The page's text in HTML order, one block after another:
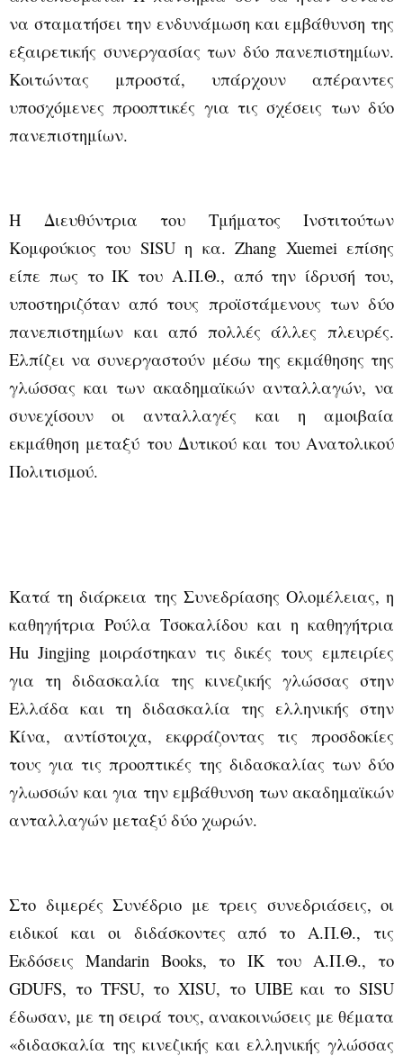
να σταματήσει την ενδυνάμωση και εμβάθυνση της
εξαιρετικής συνεργασίας των δύο πανεπιστημίων.
Κοιτώντας μπροστά, υπάρχουν απέραντες
υποσχόμενες προοπτικές για τις σχέσεις των δύο
πανεπιστημίων.
Η Διευθύντρια του Τμήματος Ινστιτούτων
Κομφούκιος του SISUη κα. Zhang Xuemei επίσης
είπε πως το ΙΚ του Α.Π.Θ., από την ίδρυσή του,
υποστηριζόταν από τους προϊστάμενους των δύο
πανεπιστημίων και από πολλές άλλες πλευρές.
Ελπίζει να συνεργαστούν μέσω της εκμάθησης της
γλώσσας και των ακαδημαϊκών ανταλλαγών, να
συνεχίσουν οι ανταλλαγές και η αμοιβαία
εκμάθηση μεταξύ του Δυτικού και του Ανατολικού
Πολιτισμού.
Κατά τη διάρκεια της Συνεδρίασης Ολομέλειας, η
καθηγήτρια Ρούλα Τσοκαλίδου και η καθηγήτρια
Hu Jingjingμοιράστηκαν τις δικές τους εμπειρίες
για τη διδασκαλία της κινεζικής γλώσσας στην
Ελλάδα και τη διδασκαλία της ελληνικής στην
Κίνα, αντίστοιχα, εκφράζοντας τις προσδοκίες
τους για τις προοπτικές της διδασκαλίας των δύο
γλωσσών και για την εμβάθυνση των ακαδημαϊκών
ανταλλαγών μεταξύ δύο χωρών.
Στο διμερές Συνέδριο με τρεις συνεδριάσεις, οι
ειδικοί και οι διδάσκοντες από το Α.Π.Θ., τις
ΕκδόσειςMandarin Books, το ΙΚ του Α.Π.Θ., το
GDUFS, το TFSU, τοXISU, το UIBEκαι τοSISU
έδωσαν, με τη σειρά τους, ανακοινώσεις με θέματα
«διδασκαλία της κινεζικής και ελληνικής γλώσσας